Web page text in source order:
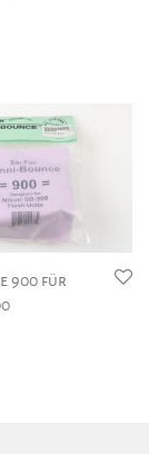
900 für